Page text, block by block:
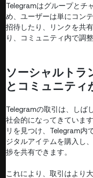
Telegramはグループとチ
め、ユーザーは単にコン
招待したり、リンクを共
り、コミュニティ内で調
ソーシャルトラ
とコミュニティ
Telegramの取引は、しば
社会的になってきていま
リを見つけ、Telegram内
ジタルアイテムを購入し
捗を共有できます。
これにより、取引はより